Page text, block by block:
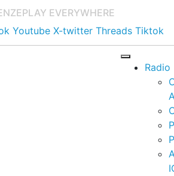
PLAY EVERYWHERE
Youtube X-twitter Threads Tiktok
Radio